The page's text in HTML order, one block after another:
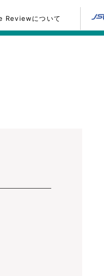
Reviewについて